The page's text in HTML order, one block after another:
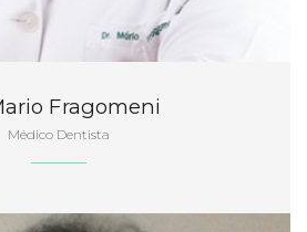
Fragomeni
Médico Dentista